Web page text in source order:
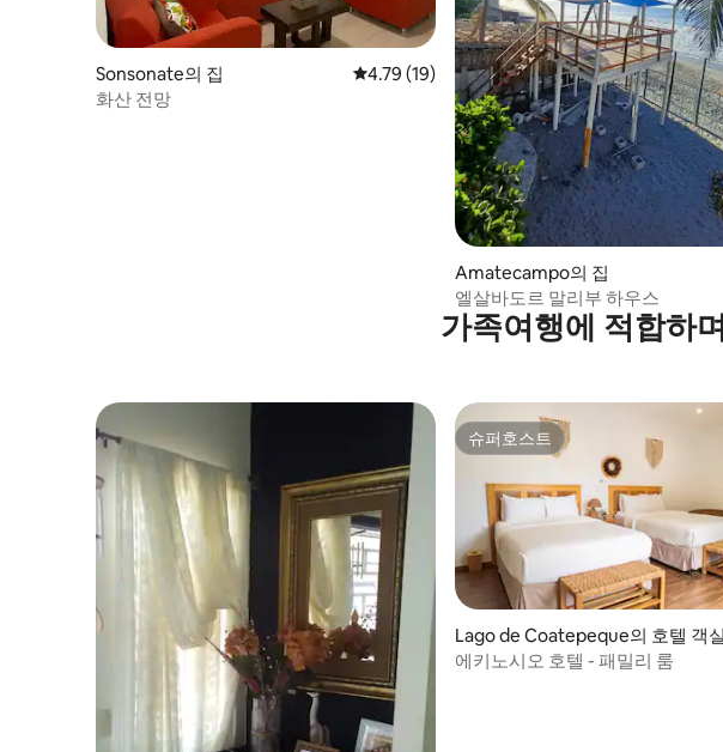
Sonsonate의 집 평점 4.79점(5점 만점), 후기 19개
4.79 (19)
화산 전망
Amatecampo의 집
엘살바도르 말리부 하우스
가족여행에 적합하
슈퍼호스트
슈퍼호스트
Lago de Coatepeque의 호텔 객실
에키노시오 호텔 - 패밀리 룸